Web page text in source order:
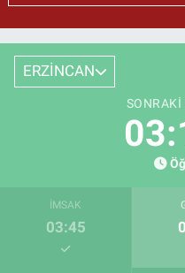
ERZİNCAN
İMSAK
03:45